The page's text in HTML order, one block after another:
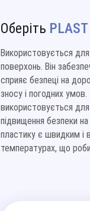
Оберіть
Використовується для
поверхонь. Він
сприяє безпеці на
зносу і погодних
використовується для
підвищення безпеки
пластику є швидким і
температурах, що